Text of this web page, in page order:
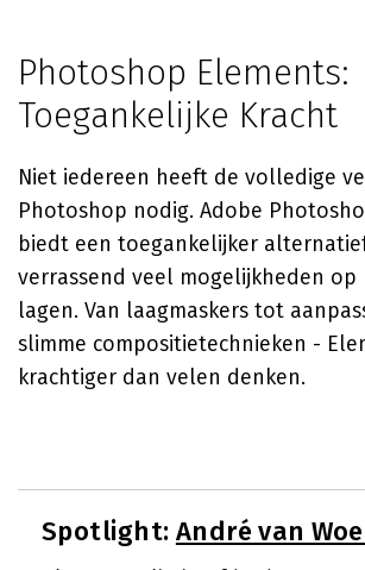
Photoshop Elements:
Toegankelijke Kracht
Niet iedereen heeft de volledige
Photoshop nodig. Adobe
biedt een toegankelijker
verrassend veel mogelijkheden op
lagen. Van laagmaskers tot
slimme compositietechnieken -
krachtiger dan velen denken.
Spotlight: André van